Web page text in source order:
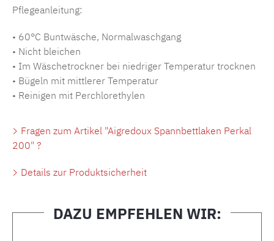
Pflegeanleitung:
• 60°C Buntwäsche, Normalwaschgang
• Nicht bleichen
• Im Wäschetrockner bei niedriger Temperatur trocknen
• Bügeln mit mittlerer Temperatur
• Reinigen mit Perchlorethylen
Fragen zum Artikel "Aigredoux Spannbettlaken Perkal
200" ?
Details zur Produktsicherheit
DAZU EMPFEHLEN WIR: